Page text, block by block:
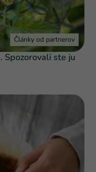
Články od partnerov
Spozorovali ste ju